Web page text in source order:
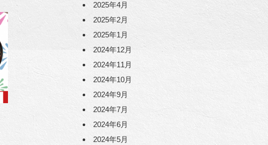
2025年4月
2025年2月
2025年1月
2024年12月
2024年11月
2024年10月
2024年9月
2024年7月
2024年6月
2024年5月